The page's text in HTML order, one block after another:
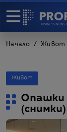
Начало Живот
Живот
Опашки
(снимки)